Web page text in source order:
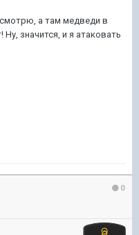
а там медведи в
значится, и я атаковать
0